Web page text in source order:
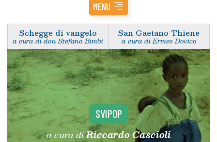
MENU
Schegge di vangelo
a cura di don Stefano Bimbi
San Gaetano Thiene
a cura di Ermes Dovico
SVIPOP
a cura diRiccardo Cascioli